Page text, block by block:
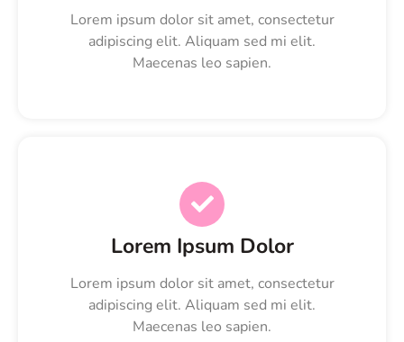
Lorem ipsum dolor sit amet, consectetur
adipiscing elit. Aliquam sed mi elit.
Maecenas leo sapien.
Lorem Ipsum Dolor
Lorem ipsum dolor sit amet, consectetur
adipiscing elit. Aliquam sed mi elit.
Maecenas leo sapien.